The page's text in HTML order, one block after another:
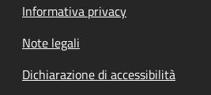
Informativa privacy
Note legali
Dichiarazione di accessibilità